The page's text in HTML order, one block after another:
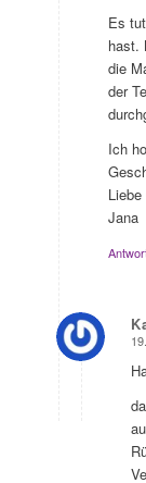
Es
hast.
die
der
Ich
Jana